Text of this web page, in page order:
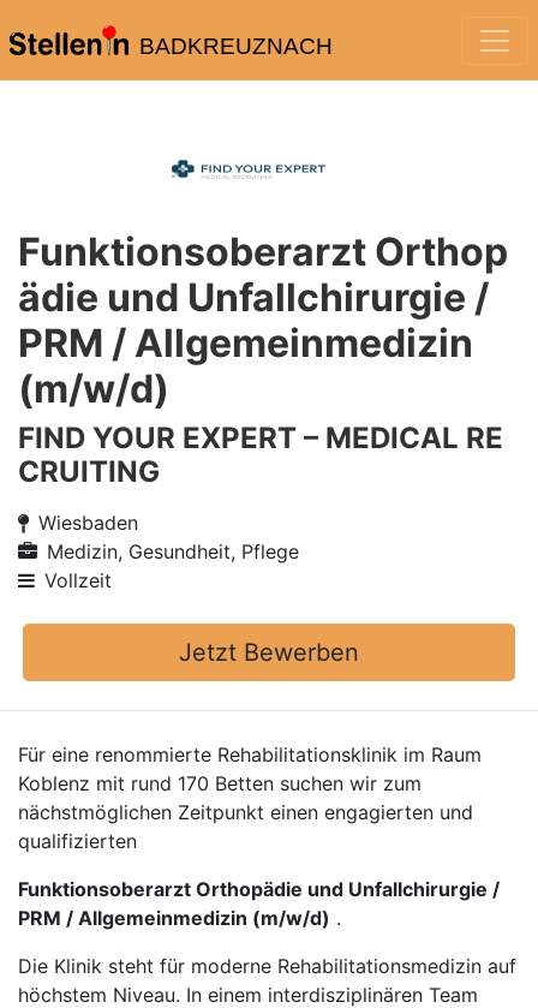
BADKREUZNACH
Funktionsoberarzt Orthop
ädie und Unfallchirurgie /
PRM / Allgemeinmedizin
(m/w/d)
FIND YOUR EXPERT – MEDICAL RE
CRUITING
Wiesbaden
Medizin, Gesundheit, Pflege
Vollzeit
Jetzt Bewerben
Für eine renommierte Rehabilitationsklinik im Raum
Koblenz mit rund 170 Betten suchen wir zum
nächstmöglichen Zeitpunkt einen engagierten und
qualifizierten
Funktionsoberarzt Orthopädie und Unfallchirurgie /
PRM / Allgemeinmedizin (m/w/d) .
Die Klinik steht für moderne Rehabilitationsmedizin auf
höchstem Niveau. In einem interdisziplinären Team